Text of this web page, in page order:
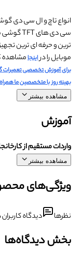
انواع تاچ و ال سی دی
سی دی های TFT گوشی موبایل سامسونگ را در
ترین و حرفه ای ترین
موبایل را دراینجامشاهده
برای آموزش تخصصی تعمیرات
بهینه روز با متخصصین ما
مشاهده بیشتر
آموزش
واردات مستقیم از
مشاهده بیشتر
ویژگی‌های
نظرها دیدگاه
بخش دیدگاه‌ها